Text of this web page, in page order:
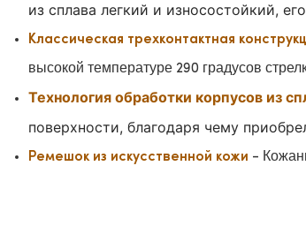
из сплава легкий и износостойкий,
Классическая трехконтактная
высокой температуре 290 градусов
Технология обработки корпусов из
поверхности, благодаря чему
Ремешок из искусственной кожи -